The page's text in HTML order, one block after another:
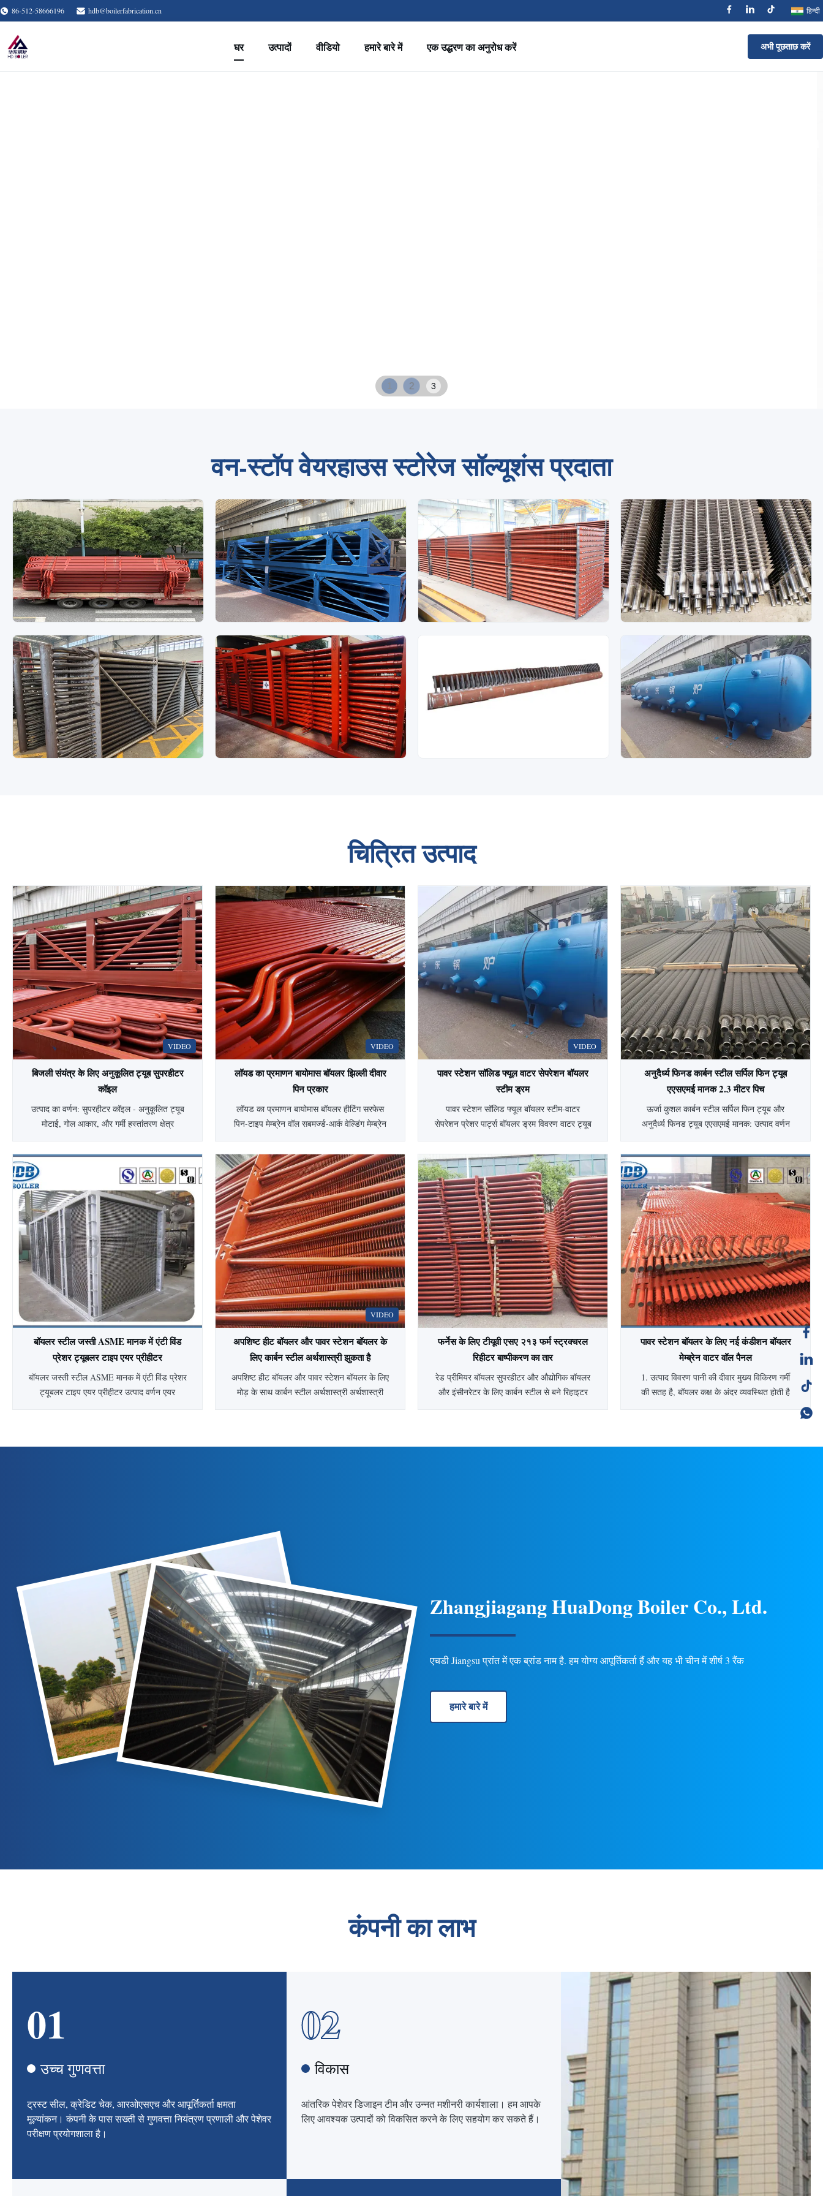
86-512-58666196 hdb@boilerfabrication.cn हिन्दी
घर उत्पादों वीडियो हमारे बारे में एक उद्धरण का अनुरोध करें अभी पूछताछ करें
1 2 3
वन-स्टॉप वेयरहाउस स्टोरेज सॉल्यूशंस प्रदाता
चित्रित उत्पाद
VIDEO
बिजली संयंत्र के लिए अनुकूलित ट्यूब सुपरहीटर
कॉइल
उत्पाद का वर्णन: सुपरहीटर कॉइल - अनुकूलित ट्यूब
मोटाई, गोल आकार, और गर्मी हस्तांतरण क्षेत्र
एक्सचेंजर है जिसे बढ़ी हुई हीट ट्रांसफर दक्षता और
बढ़े हुए सतह क्षेत्र प्रदान करने के लिए डिज़ाइन किया
गया है।यह गर्मी एक्सचेंजर एक serpentuator शैली
आंतरिक ट्यूब से लै...
VIDEO
लॉयड का प्रमाणन बायोमास बॉयलर झिल्ली दीवार
पिन प्रकार
लॉयड का प्रमाणन बायोमास बॉयलर हीटिंग सरफेस
पिन-टाइप मेम्ब्रेन वॉल सबमर्ज्ड-आर्क वेल्डिंग मेम्ब्रेन
संरचना है जिसमें पाइप और पंख होते हैं। इसके फायदे
हैं: भट्टी में कम हवा का रिसाव; पाइप-बिछाने वाली
दीवार का उपयोग कर सकते हैं, स्टील संरचना पर कम
भार और बॉ...
VIDEO
पावर स्टेशन सॉलिड फ्यूल वाटर सेपरेशन बॉयलर
स्टीम ड्रम
पावर स्टेशन सॉलिड फ्यूल बॉयलर स्टीम-वाटर
सेपरेशन प्रेशर पार्ट्स बॉयलर ड्रम विवरण वाटर ट्यूब
भाप को अलग करने का प्रावधान करता है।यह
डाउनकमर और रिसर ट्यूबों में तरल खोए बिना
परिवर्तनों को लोड करने के लिए गतिशील प्रतिक्रिया
की अनुमति देने के लिए तरल होल्डअ...
अनुदैर्ध्य फिनड कार्बन स्टील सर्पिल फिन ट्यूब
एएसएमई मानक 2.3 मीटर पिच
ऊर्जा कुशल कार्बन स्टील सर्पिल फिन ट्यूब और
अनुदैर्ध्य फिनड ट्यूब एएसएमई मानक: उत्पाद वर्णन
आवेदन यह व्यापक रूप से हीट एक्सचेंजर, एयर
कंडीशनर, रेफ्रिजरेटर, अर्थशास्त्री के लिए उपयोग
किया जाता है और गर्मी उद्योग के अन्य भागों। आधार
पाइप की सामग्री ...
बॉयलर स्टील जस्ती ASME मानक में एंटी विंड
प्रेशर ट्यूबलर टाइप एयर प्रीहीटर
बॉयलर जस्ती स्टील ASME मानक में एंटी विंड प्रेशर
ट्यूबलर टाइप एयर प्रीहीटर उत्पाद वर्णन एयर
प्रीहेटर। एयर प्रीहीटर पाइप प्रकार, मुख्य रूप से
VIDEO
अपशिष्ट हीट बॉयलर और पावर स्टेशन बॉयलर के
लिए कार्बन स्टील अर्थशास्त्री झुकता है
अपशिष्ट हीट बॉयलर और पावर स्टेशन बॉयलर के लिए
मोड़ के साथ कार्बन स्टील अर्थशास्त्री अर्थशास्त्री
के अवशोषण के कारण, अर्थशास्त्री ग्रिप गैस के ...
फर्नेस के लिए टीयूवी एसए २१३ फर्म स्ट्रक्चरल
रिहीटर बाष्पीकरण का तार
रेड प्रीमियर बॉयलर सुपरहीटर और औद्योगिक बॉयलर
और इंसीनरेटर के लिए कार्बन स्टील से बने रिहाइटर
करता है।इसे स्टीम सुपरहीटर भी कहा जाता है।
पावर स्टेशन बॉयलर के लिए नई कंडीशन बॉयलर
मेम्ब्रेन वाटर वॉल पैनल
1. उत्पाद विवरण पानी की दीवार मुख्य विकिरण गर्मी
की सतह है, बॉयलर कक्ष के अंदर व्यवस्थित होती है
अंत ऊष्मा सतह के बीच व्यवस्थित होती हैं और ऊष्मा
Zhangjiagang HuaDong BoilerCo., Ltd.
एचडी Jiangsu प्रांत में एक ब्रांड नाम है. हम योग्य आपूर्तिकर्ता हैं और यह भी चीन में शीर्ष 3 रैंक
हमारे बारे में
कंपनी का लाभ
01
उच्च गुणवत्ता
ट्रस्ट सील, क्रेडिट चेक, आरओएसएच और आपूर्तिकर्ता क्षमता
मूल्यांकन। कंपनी के पास सख्ती से गुणवत्ता नियंत्रण प्रणाली और पेशेवर
परीक्षण प्रयोगशाला है।
02
विकास
आंतरिक पेशेवर डिजाइन टीम और उन्नत मशीनरी कार्यशाला। हम आपके
लिए आवश्यक उत्पादों को विकसित करने के लिए सहयोग कर सकते हैं।